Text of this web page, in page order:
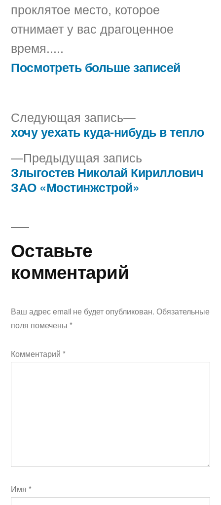
проклятое место, которое
отнимает у вас драгоценное
время.....
Посмотреть больше записей
Навигация
по
записям
Предыдущая запись
запись:
Злыгостев Николай Кириллович
ЗАО «Мостинжстрой»
Следующая запись
Следующая
запись:
хочу уехать куда-нибудь в тепло
Оставьте
комментарий
Ваш адрес email не будет опубликован. Обязательные
поля помечены *
Комментарий *
Имя *